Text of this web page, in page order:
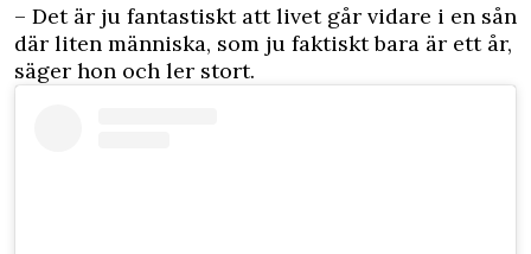
– Det är ju fantastiskt att livet går vidare i en sån
där liten människa, som ju faktiskt bara är ett år,
säger hon och ler stort.